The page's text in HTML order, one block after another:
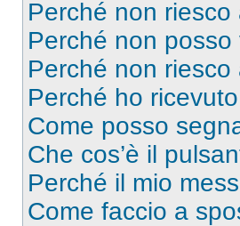
Perché non
Perché non
Perché non
Perché ho
Come posso
Che cos’è il
Perché il mio
Come faccio a